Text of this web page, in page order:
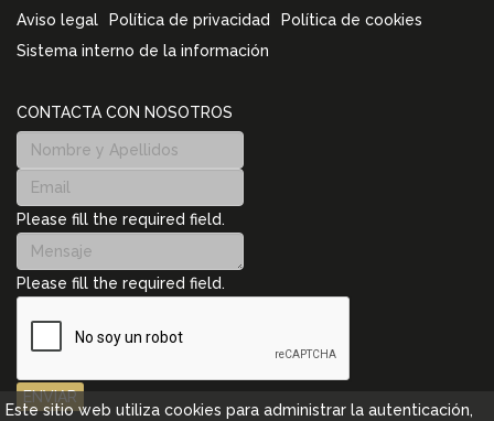
Aviso legal Política de privacidad
Política de cookies
Sistema interno de la información
CONTACTA CON NOSOTROS
Please fill the required field.
Please fill the required field.
ENVIAR
Este sitio web utiliza cookies para administrar la autenticación,